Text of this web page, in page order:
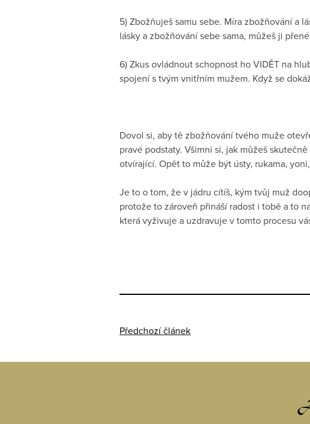
5) Zbožňuješ samu sebe. Míra zbožňování a
lásky a zbožňování sebe sama, můžeš ji
6) Zkus ovládnout schopnost ho VIDĚT na
spojení s tvým vnitřním mužem. Když se
Dovol si, aby tě zbožňování tvého muže
pravé podstaty. Všimni si, jak můžeš
otvírající. Opět to může být ústy, rukama,
Je to o tom, že v jádru cítíš, kým tvůj muž
protože to zároveň přináší radost i tobě a to
která vyživuje a uzdravuje v tomto procesu
Předchozí článek